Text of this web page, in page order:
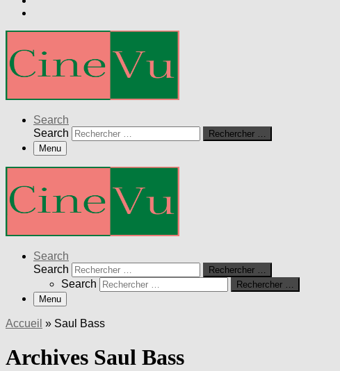
Search
Search
Rechercher …
Menu
Search
Search
Rechercher …
Search
Rechercher …
Menu
Accueil » Saul Bass
Archives Saul Bass